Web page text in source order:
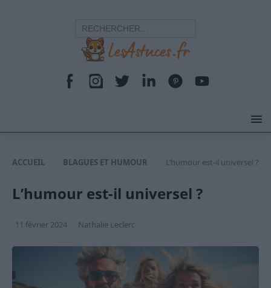
ACCUEIL BLAGUES ET HUMOUR L’humour est-il universel ?
L’humour est-il universel ?
11 février 2024 Nathalie Leclerc